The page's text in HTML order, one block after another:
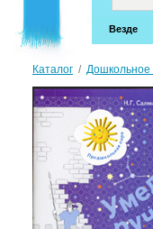
Везде
Каталог / Дошкольное